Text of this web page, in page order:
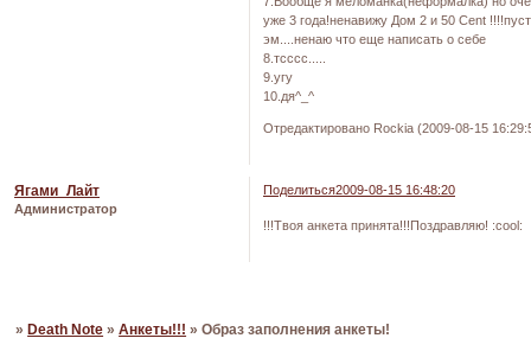
уже 3 года!ненавижу Дом 2 и 50 Cent
эм....ненаю что еще написать о себе
8.тсссс.....
9.угу
10.дя^_^
Отредактировано Rockia (2009-08-15
Поделиться2009-08-15 16:48:20
Ягами_Лайт
Администратор
!!!Твоя анкета принята!!!Поздравляю! :cool:
» Death Note »Анкеты!!! »Образ заполнения анкеты!